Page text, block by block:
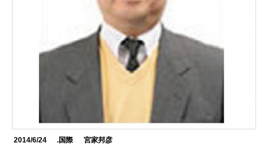
2014/6/24 .国際 宮家邦彦